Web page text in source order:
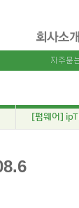
[펌웨어]